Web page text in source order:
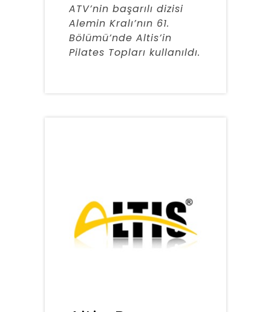
ATV’nin başarılı dizisi
Alemin Kralı’nın 61.
Bölümü’nde Altis’in
Pilates Topları kullanıldı.